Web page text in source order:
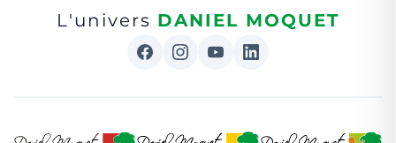
L'univers DANIEL MOQUET